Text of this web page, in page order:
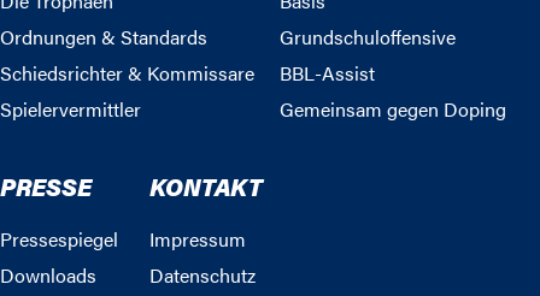
Ordnungen & Standards
Schiedsrichter & Kommissare
Spielervermittler
Grundschuloffensive
BBL-Assist
Gemeinsam gegen Doping
PRESSE
Pressespiegel
Downloads
KONTAKT
Impressum
Datenschutz